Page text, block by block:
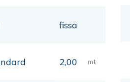
fissa
2,00 mt